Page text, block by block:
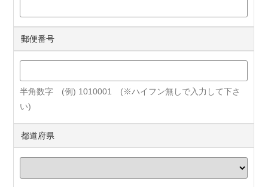
郵便番号
半角数字 (例) 1010001 (※ハイフン無しで入力して下さ
い)
都道府県